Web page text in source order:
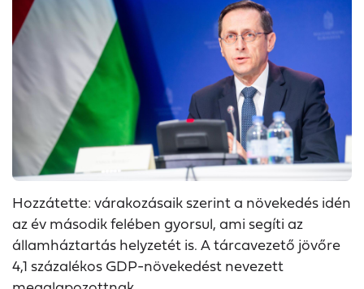
Hozzátette: várakozásaik szerint a növekedés idén
az év második felében gyorsul, ami segíti az
államháztartás helyzetét is. A tárcavezető jövőre
4,1 százalékos GDP-növekedést nevezett